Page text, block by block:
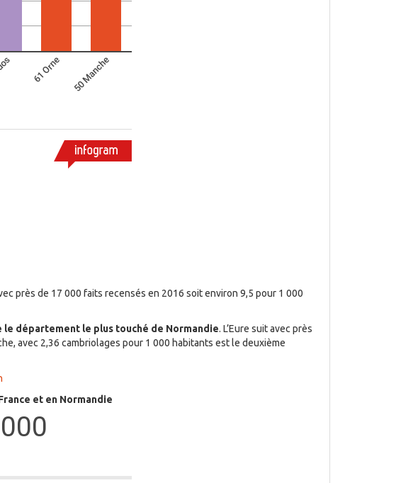
près de 17 000 faits recensés en 2016 soit environ 9,5 pour 1 000
département le plus touché de Normandie. L’Eure suit avec près
avec 2,36 cambriolages pour 1 000 habitants est le deuxième
et en Normandie